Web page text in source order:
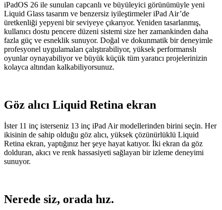
iPadOS 26 ile sunulan capcanlı ve büyüleyici görünümüyle yeni
Liquid Glass tasarım ve benzersiz iyileştirmeler iPad Air’de
üretkenliği yepyeni bir seviyeye çıkarıyor. Yeniden tasarlanmış,
kullanıcı dostu pencere düzeni sistemi size her zamankinden daha
fazla güç ve esneklik sunuyor. Doğal ve dokunmatik bir deneyimle
profesyonel uygulamaları çalıştırabiliyor, yüksek performanslı
oyunlar oynayabiliyor ve büyük küçük tüm yaratıcı projelerinizin
kolayca altından kalkabiliyorsunuz.
Göz alıcı Liquid Retina ekran
İster 11 inç isterseniz 13 inç iPad Air modellerinden birini seçin. Her
ikisinin de sahip olduğu göz alıcı, yüksek çözünürlüklü Liquid
Retina ekran, yaptığınız her şeye hayat katıyor. İki ekran da göz
dolduran, akıcı ve renk hassasiyeti sağlayan bir izleme deneyimi
sunuyor.
Nerede siz, orada hız.